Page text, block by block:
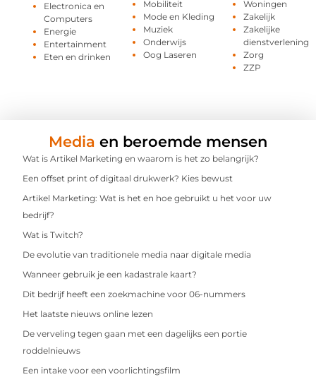
Electronica en
Computers
Energie
Entertainment
Eten en drinken
Mobiliteit
Mode en Kleding
Muziek
Onderwijs
Oog Laseren
Woningen
Zakelijk
Zakelijke
dienstverlening
Zorg
ZZP
Media en beroemde mensen
Wat is Artikel Marketing en waarom is het zo belangrijk?
Een offset print of digitaal drukwerk? Kies bewust
Artikel Marketing: Wat is het en hoe gebruikt u het voor uw
bedrijf?
Wat is Twitch?
De evolutie van traditionele media naar digitale media
Wanneer gebruik je een kadastrale kaart?
Dit bedrijf heeft een zoekmachine voor 06-nummers
Het laatste nieuws online lezen
De verveling tegen gaan met een dagelijks een portie
roddelnieuws
Een intake voor een voorlichtingsfilm